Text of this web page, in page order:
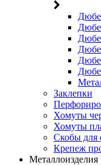
Заклепки
Хомуты
Хомуты
Скобы для
Крепеж
Металлоизделия